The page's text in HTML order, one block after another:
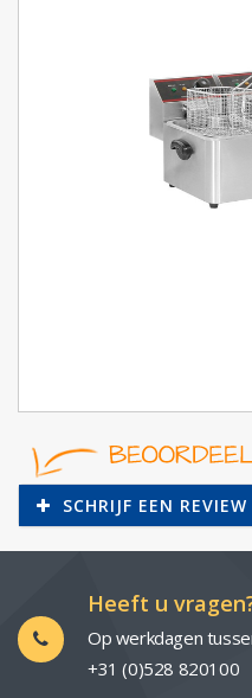
SCHRIJF EEN REVIEW
Heeft u
Op werkdagen
+31 (0)528 820100